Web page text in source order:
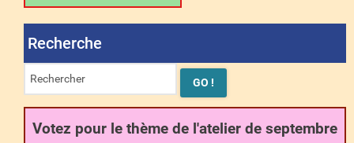
Recherche
Votez pour le thème de l'atelier de septembre